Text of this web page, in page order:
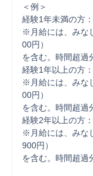
＜例＞
経験1年未満の方
※月給には、みな
00円）
を含む。時間超過
経験1年以上の方
※月給には、みな
00円）
を含む。時間超過
経験2年以上の方
※月給には、みな
900円）
を含む。時間超過